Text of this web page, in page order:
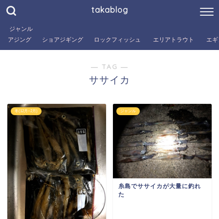
takablog
ジャンル
アジング
ショアジギング ロックフィッシュ エリアトラウト エ
― TAG ―
ササイカ
冬(12月~2月) ジャンル
糸島でササイカが大量に釣れ
た